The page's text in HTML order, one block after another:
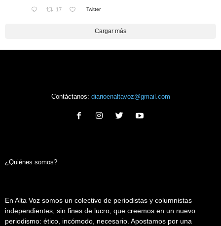
17 Twitter
Cargar más
Contáctanos: diarioenaltavoz@gmail.com
¿Quiénes somos?
En Alta Voz somos un colectivo de periodistas y columnistas
independientes, sin fines de lucro, que creemos en un nuevo
periodismo: ético, incómodo, necesario. Apostamos por una